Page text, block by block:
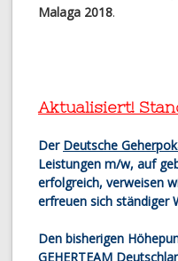
Malaga 2018.
Aktualisiert!
Der Deutsche
Leistungen m/w, auf
erfolgreich, verweisen
erfreuen sich ständiger
Den bisherigen
GEHERTEAM